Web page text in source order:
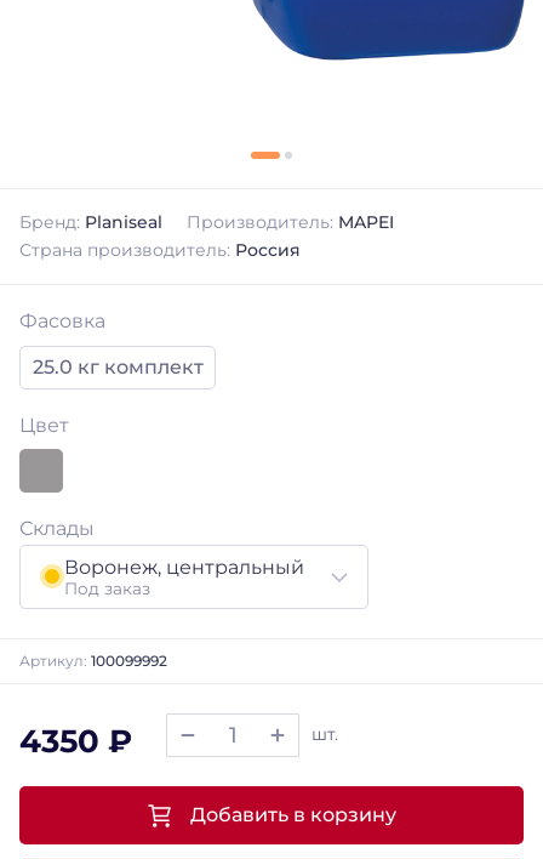
Бренд: Planiseal Производитель: MAPEI
Страна производитель: Россия
Фасовка
25.0 кг комплект
Цвет
Склады
Воронеж, центральный
Под заказ
Артикул: 100099992
4350 ₽ шт.
Добавить в корзину